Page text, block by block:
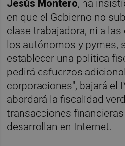
Jesús Montero, ha
en que el Gobierno no
clase trabajadora, ni a
los autónomos y pymes,
establecer una política
pedirá esfuerzos
corporaciones", bajará el
abordará la fiscalidad
transacciones
desarrollan en Internet.